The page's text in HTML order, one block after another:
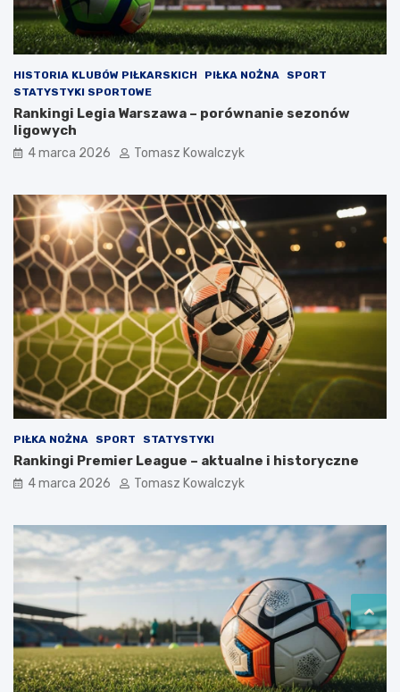
HISTORIA KLUBÓW PIŁKARSKICH PIŁKA NOŻNA
SPORT
STATYSTYKI SPORTOWE
Rankingi Legia Warszawa – porównanie sezonów
ligowych
4 marca 2026 Tomasz Kowalczyk
PIŁKA NOŻNA SPORT STATYSTYKI
Rankingi Premier League – aktualne i historyczne
4 marca 2026 Tomasz Kowalczyk